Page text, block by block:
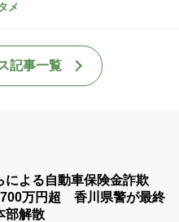
メ
記事一覧
による自動車保険金詐欺
万円超 香川県警が最終
部解散